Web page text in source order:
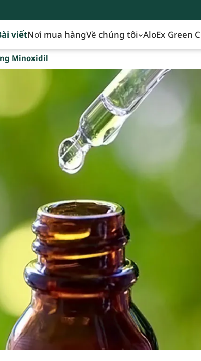
viếtNơi mua hàngVề chúng tôi AloEx Green
Minoxidil